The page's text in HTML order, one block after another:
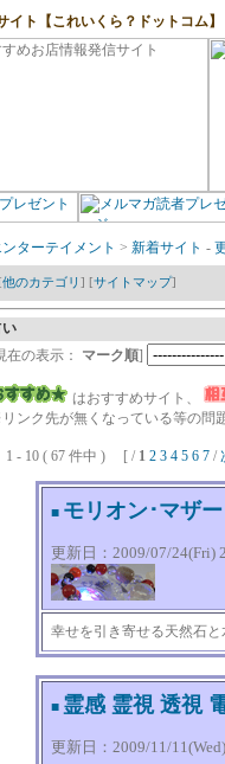
ト【これいくら？ドットコム】
ターテイメント > 新着サイト -
[他のカテゴリ ] [サイトマップ]
在の表示：
マーク順]
はおすすめサイト、
ンク先が無くなっている等の問
- 10 ( 67 件中 ) [ / 1 2 3 4 5 6 7 /
■ モリオン･マザー
更新日：2009/07/24(Fri)
幸せを引き寄せる天然石
■ 霊感 霊視 透視
更新日：2009/11/